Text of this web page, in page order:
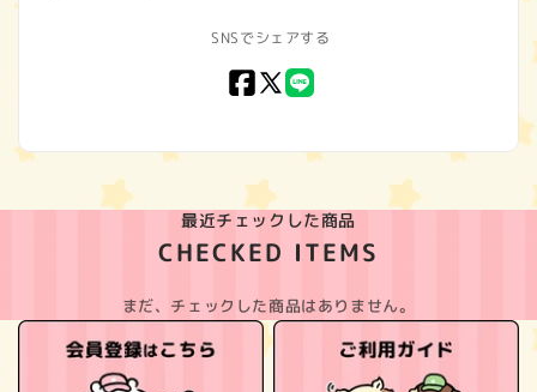
SNSでシェアする
Facebook
X
最近チェックした商品
CHECKED ITEMS
まだ、チェックした商品はありません。